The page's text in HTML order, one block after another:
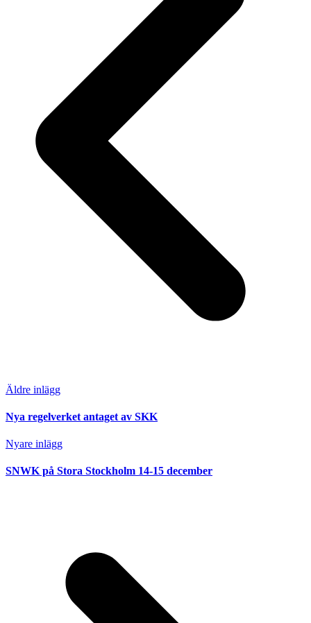
Äldre inlägg
Nya regelverket antaget av SKK
Nyare inlägg
SNWK på Stora Stockholm 14-15 december